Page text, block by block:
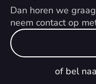
Dan horen we
neem contact op
of bel